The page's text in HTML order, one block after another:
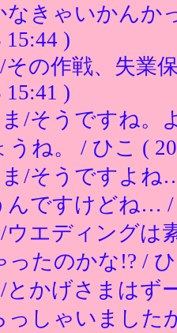
なきゃいかんか
15:44 )
の作戦、失業
15:41 )
/そうですね。
ね。 / ひこ (
/そうですよね
んですけどね… /
ウエディングは
たのかな!? /
とかげさまはず
っしゃいました